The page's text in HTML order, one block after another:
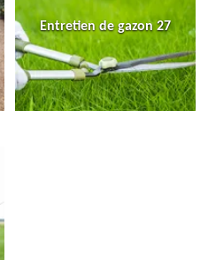
Entretien de gazon 27